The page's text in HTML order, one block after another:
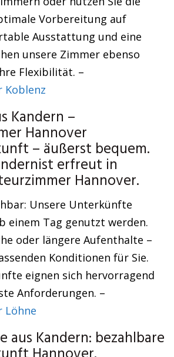
Vorbereitung auf
Ausstattung und eine
unsere Zimmer ebenso
Flexibilität. –
Koblenz
Kandern –
Hannover
– äußerst bequem.
erfreut in
Hannover.
Unsere Unterkünfte
einem Tag genutzt werden.
oder längere Aufenthalte –
Konditionen für Sie.
eignen sich hervorragend
Anforderungen. –
Löhne
aus Kandern: bezahlbare